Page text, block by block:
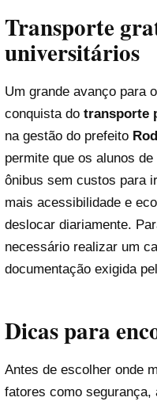
Transporte
universitários
Um grande avanço para
conquista do transporte
na gestão do prefeito
permite que os alunos
ônibus sem custos para
mais acessibilidade e
deslocar diariamente.
necessário realizar um
documentação exigida
Dicas para
Antes de escolher onde
fatores como